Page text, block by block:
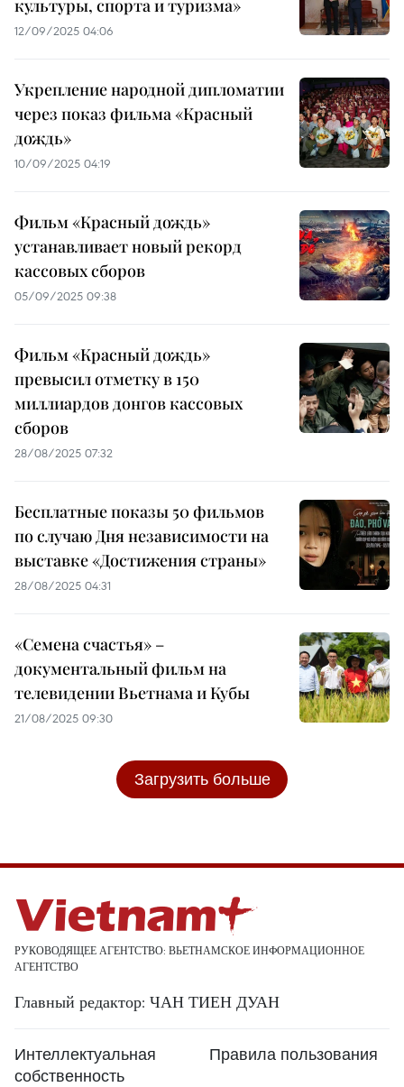
культуры, спорта и туризма»
12/09/2025 04:06
Укрепление народной дипломатии
через показ фильма «Красный
дождь»
10/09/2025 04:19
Фильм «Красный дождь»
устанавливает новый рекорд
кассовых сборов
05/09/2025 09:38
Фильм «Красный дождь»
превысил отметку в 150
миллиардов донгов кассовых
сборов
28/08/2025 07:32
Бесплатные показы 50 фильмов
по случаю Дня независимости на
выставке «Достижения страны»
28/08/2025 04:31
«Семена счастья» –
документальный фильм на
телевидении Вьетнама и Кубы
21/08/2025 09:30
Загрузить больше
РУКОВОДЯЩЕЕ АГЕНТСТВО: ВЬЕТНАМСКОЕ ИНФОРМАЦИОННОЕ
АГЕНТСТВО
Главный редактор: ЧАН ТИЕН ДУАН
Интеллектуальная
собственность
Правила пользования